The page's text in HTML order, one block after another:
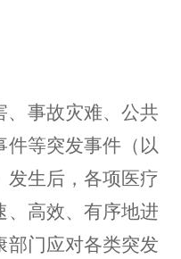
、事故灾难、公共
件等突发事件（以
发生后，各项医疗
、高效、有序地进
部门应对各类突发